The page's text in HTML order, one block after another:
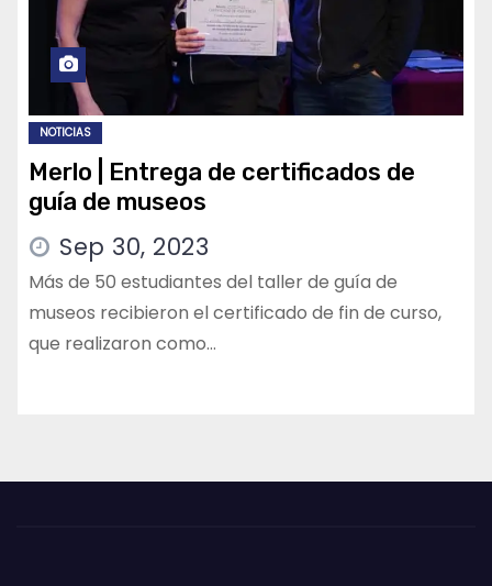
NOTICIAS
Merlo | Entrega de certificados de
guía de museos
Sep 30, 2023
Más de 50 estudiantes del taller de guía de
museos recibieron el certificado de fin de curso,
que realizaron como…